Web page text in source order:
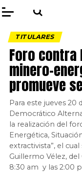
TITULARES
Foro contra
minero-
promueve
Para este jueves
Democrático
la realización del
Energética,
extractivista”, el
Guillermo Vélez,
8:30 am y las 2:00